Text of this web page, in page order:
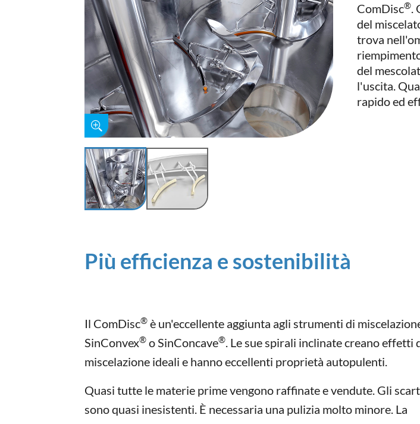
ComDisc®.
del
trova
del
l'uscita.
rapido ed
Più efficienza e sostenibilità
Il ComDisc® è un'eccellente aggiunta agli strumenti di
SinConvex® o SinConcave®. Le sue spirali inclinate creano effetti
miscelazione ideali e hanno eccellenti proprietà autopulenti.
Quasi tutte le materie prime vengono raffinate e vendute. Gli
sono quasi inesistenti. È necessaria una pulizia molto minore. La